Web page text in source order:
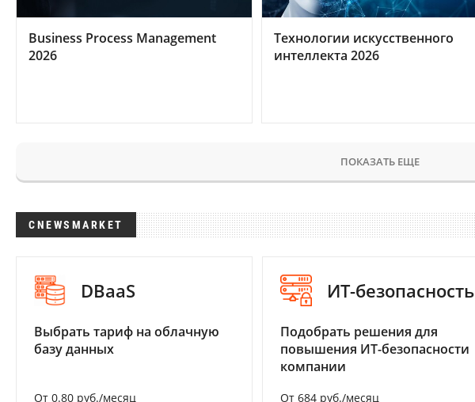
Business Process Management
2026
Технологии искусственного
интеллекта 2026
ПОКАЗАТЬ ЕЩЕ
CNEWSMARKET
DBaaS
Выбрать тариф на облачную
базу данных
От 0.80 руб./месяц
ИТ-безопасность
Подобрать решения для
повышения ИТ-безопасности
компании
От 684 руб./месяц